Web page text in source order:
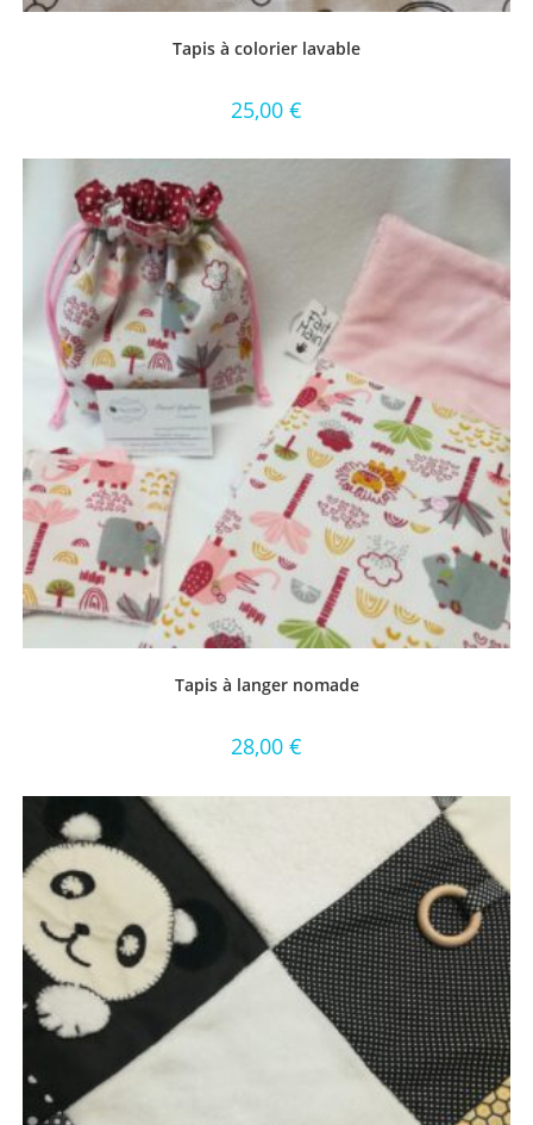
Tapis à colorier lavable
25,00 €
Tapis à langer nomade
28,00 €